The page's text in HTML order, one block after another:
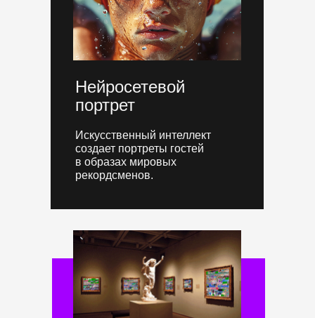
Нейросетевой
портрет
Искусственный интеллект
создает портреты гостей
в образах мировых
рекордсменов.